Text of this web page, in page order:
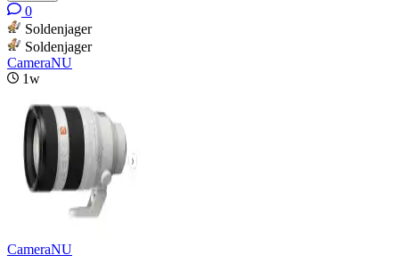
0
Soldenjager
Soldenjager
CameraNU
1w
CameraNU